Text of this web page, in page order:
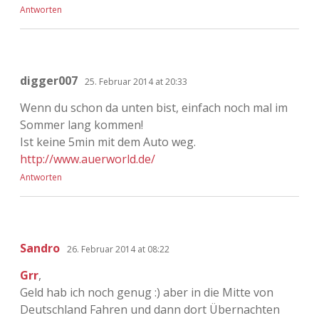
Antworten
digger007 25. Februar 2014 at 20:33
Wenn du schon da unten bist, einfach noch mal im
Sommer lang kommen!
Ist keine 5min mit dem Auto weg.
http://www.auerworld.de/
Antworten
Sandro 26. Februar 2014 at 08:22
Grr,
Geld hab ich noch genug :) aber in die Mitte von
Deutschland Fahren und dann dort Übernachten